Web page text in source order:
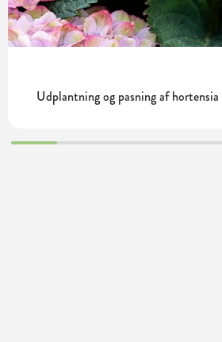
Udplantning og pasning af hortensia